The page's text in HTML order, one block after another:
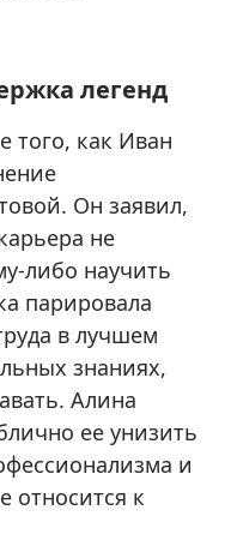
легенд
того, как Иван
Он заявил,
не
либо научить
парировала
в лучшем
знаниях,
Алина
ее унизить
и
относится к